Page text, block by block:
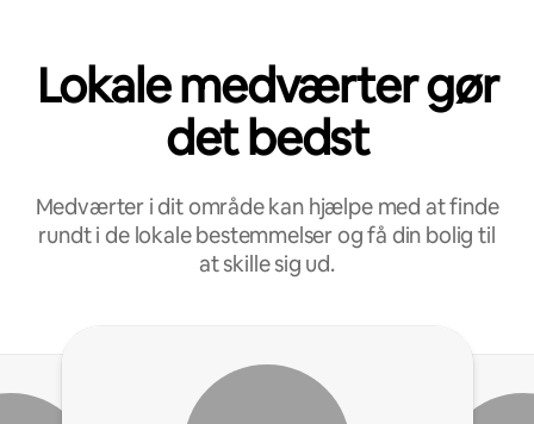
Lokale medværter gør
det bedst
Medværter i dit område kan hjælpe med at finde
rundt i de lokale bestemmelser og få din bolig til
at skille sig ud.